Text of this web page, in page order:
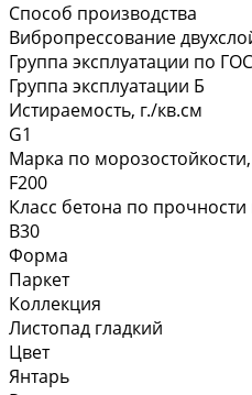
Способ производства
Вибропрессование
Группа эксплуатации по
Группа эксплуатации Б
Истираемость, г./кв.см
G1
Марка по
F200
Класс бетона по
В30
Форма
Паркет
Коллекция
Листопад гладкий
Цвет
Янтарь